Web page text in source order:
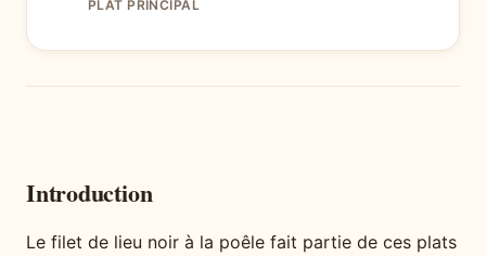
PLAT PRINCIPAL
Introduction
Le filet de lieu noir à la poêle fait partie de ces plats